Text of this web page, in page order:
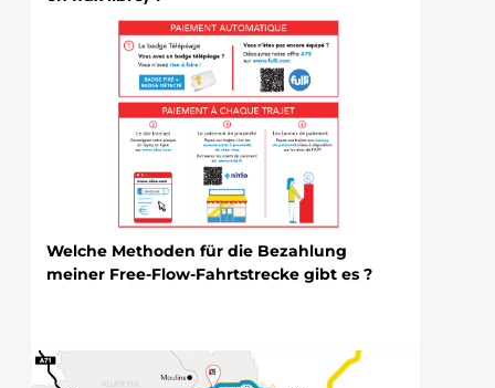
Welche Methoden für die Bezahlung
meiner Free-Flow-Fahrtstrecke gibt es ?